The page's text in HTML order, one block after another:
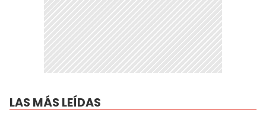
LAS MÁS LEÍDAS